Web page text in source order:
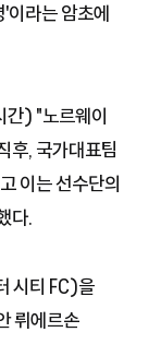
이라는 암초에
간) "노르웨이
후, 국가대표팀
이는 선수단의
다.
시티 FC)을
뤼에르손